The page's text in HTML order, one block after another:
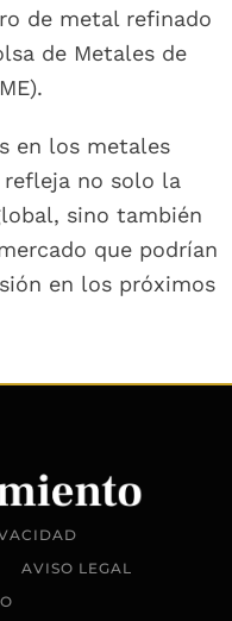
de metal refinado
de Metales de
en los metales
no solo la
sino también
que podrían
en los próximos
AVISO LEGAL